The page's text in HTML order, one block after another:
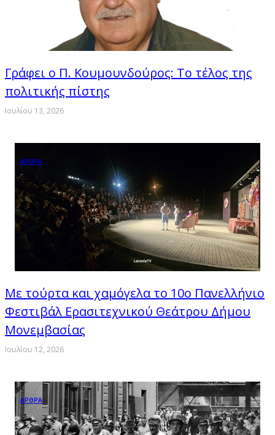
Γράφει ο Π. Κουμουνδούρος: Το τέλος της
πολιτικής πίστης
Ιουλίου 13, 2026
ΑΡΘΡΑ
Με τούρτα και χαμόγελα το 10ο Πανελλήνιο
Φεστιβάλ Ερασιτεχνικού Θεάτρου Δήμου
Μονεμβασίας
Ιουλίου 12, 2026
ΑΡΘΡΑ